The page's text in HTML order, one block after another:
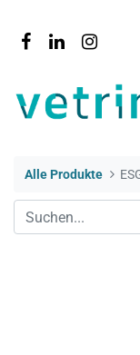
Alle Produkte